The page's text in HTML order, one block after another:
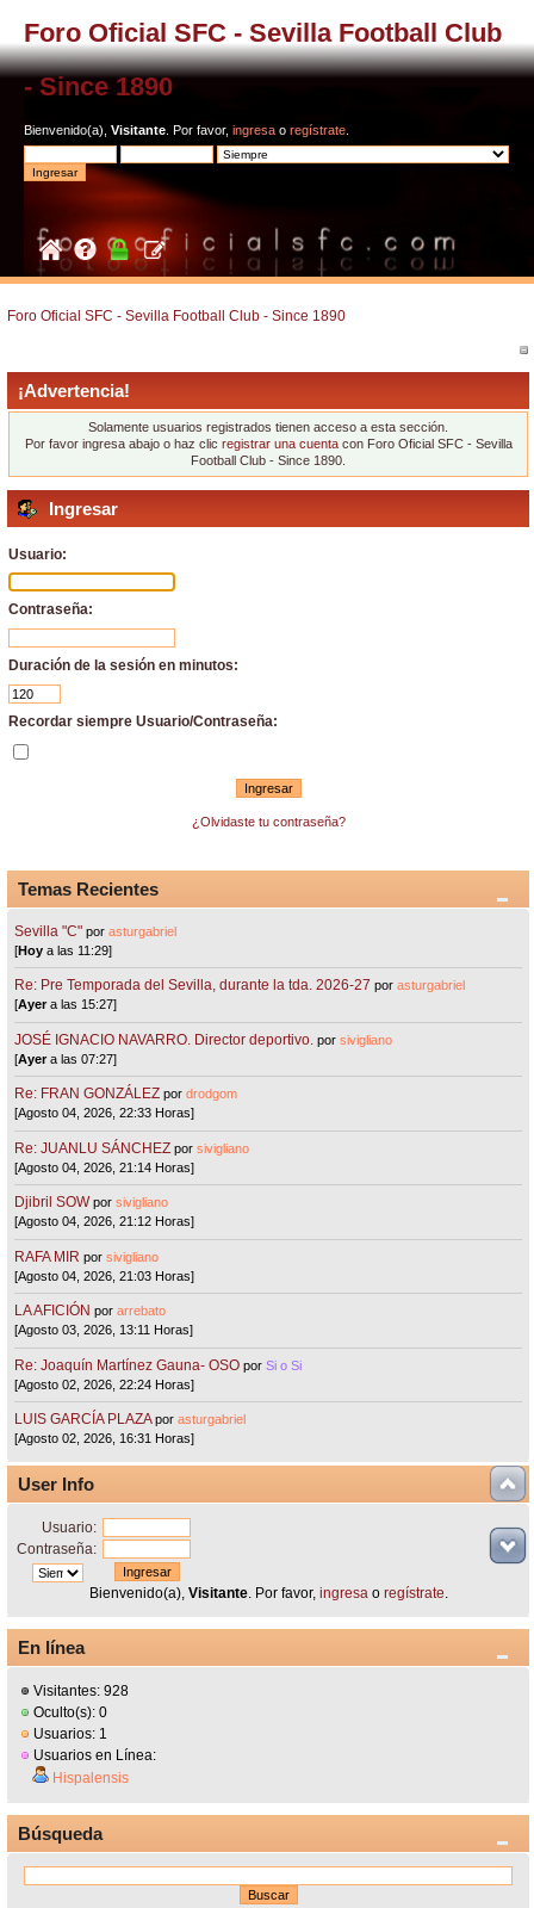
Foro Oficial SFC - Sevilla Football Club
- Since 1890
Bienvenido(a), Visitante . Por favor, ingresa o regístrate
Foro Oficial SFC - Sevilla Football Club - Since 1890
¡Advertencia!
Solamente usuarios registrados tienen acceso a esta sección.
Por favor ingresa abajo o haz clic registrar una cuentacon Foro Oficial SFC - Sevilla
Football Club - Since 1890.
Ingresar
Usuario:
Contraseña:
Duración de la sesión en minutos:
Recordar siempre Usuario/Contraseña:
¿Olvidaste tu contraseña?
Temas Recientes
Sevilla "C"porasturgabriel
[Hoy a las 11:29]
Re: Pre Temporada del Sevilla, durante la tda. 2026-27 porasturgabriel
[Ayera las 15:27]
JOSÉ IGNACIO NAVARRO. Director deportivo. porsivigliano
[Ayera las 07:27]
Re: FRAN GONZÁLEZ pordrodgom
[Agosto 04, 2026, 22:33 Horas]
Re: JUANLU SÁNCHEZ porsivigliano
[Agosto 04, 2026, 21:14 Horas]
Djibril SOW porsivigliano
[Agosto 04, 2026, 21:12 Horas]
RAFA MIR porsivigliano
[Agosto 04, 2026, 21:03 Horas]
LA AFICIÓN porarrebato
[Agosto 03, 2026, 13:11 Horas]
Re: Joaquín Martínez Gauna- OSO porSi o Si
[Agosto 02, 2026, 22:24 Horas]
LUIS GARCÍA PLAZA porasturgabriel
[Agosto 02, 2026, 16:31 Horas]
User Info
Usuario:
Contraseña:
Bienvenido(a), Visitante. Por favor, ingresao regístrate.
En línea
Visitantes: 928
Oculto(s): 0
Usuarios: 1
Usuarios en Línea:
Hispalensis
Búsqueda